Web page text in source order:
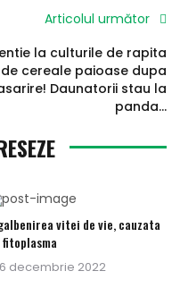
Articolul următor
la culturile de rapita
de cereale paioase dupa
Daunatorii stau la
panda...
vitei de vie, cauzata
fitoplasma
Publicat
6 decembrie 2022